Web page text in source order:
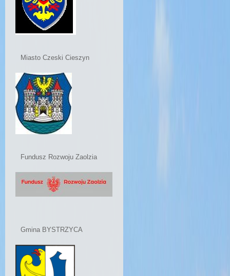
Miasto Czeski Cieszyn
Fundusz Rozwoju Zaolzia
Gmina BYSTRZYCA